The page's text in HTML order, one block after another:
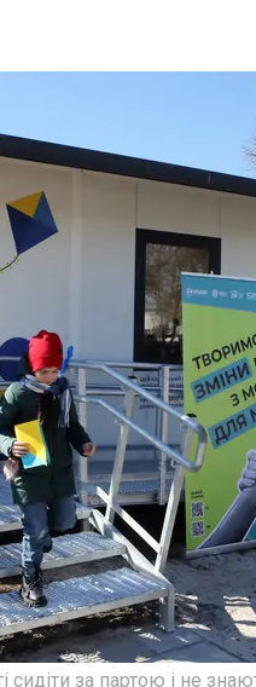
сидіти за партою і не